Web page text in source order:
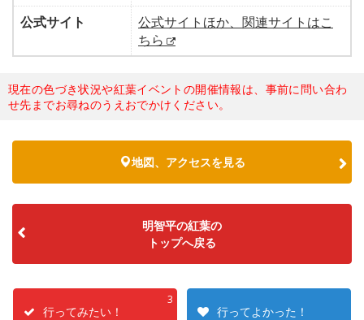
公式サイト
公式サイトほか、関連サイトはこ
ちら
現在の色づき状況や紅葉イベントの開催情報は、事前に問い合わ
せ先までお尋ねのうえおでかけください。
地図、アクセスを見る
明智平の紅葉の
トップへ戻る
3
行ってみたい！ 行ってよかった！